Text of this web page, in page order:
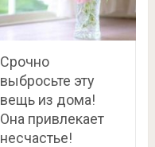
Срочно
выбросьте эту
вещь из дома!
Она привлекает
несчастье!